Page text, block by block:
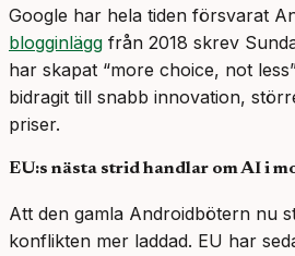
Google har hela tiden försvarat
blogginlägg från 2018 skrev
har skapat “more choice, not
bidragit till snabb innovation,
priser.
EU:s nästa strid handlar om AI i
Att den gamla Androidbötern nu
konflikten mer laddad. EU har